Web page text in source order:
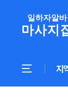
지